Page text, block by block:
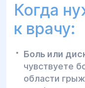
Когда
к врачу:
Боль или
чувствуете
области